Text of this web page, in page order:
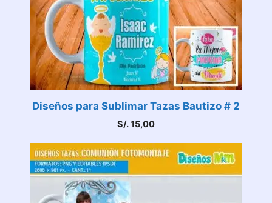
Diseños para Sublimar Tazas Bautizo # 2
S/.15,00